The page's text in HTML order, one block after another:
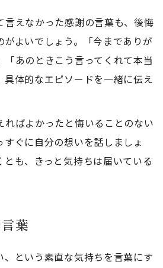
言えなかった感謝の言葉も、後悔
がよいでしょう。「今までありが
「あのときこう言ってくれて本当
具体的なエピソードを一緒に伝え
ればよかったと悔いることのない
すぐに自分の想いを話しましょ
とも、きっと気持ちは届いている
葉
、という素直な気持ちを言葉にす